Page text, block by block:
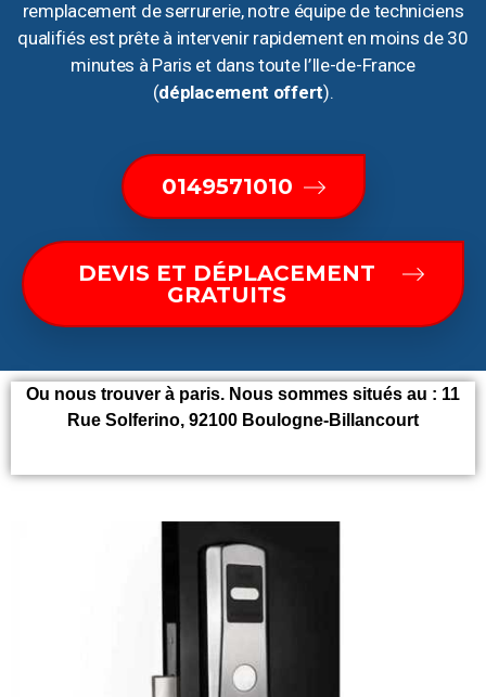
remplacement de serrurerie, notre équipe de techniciens
qualifiés est prête à intervenir rapidement en moins de 30
minutes à Paris et dans toute l’Ile-de-France
(déplacement offert).
0149571010
DEVIS ET DÉPLACEMENT
GRATUITS
Ou nous trouver à paris. Nous sommes situés au : 11
Rue Solferino, 92100 Boulogne-Billancourt